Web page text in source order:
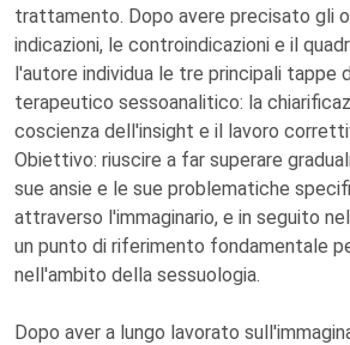
trattamento. Dopo avere precisato gli
indicazioni, le controindicazioni e il
l'autore individua le tre principali tappe
terapeutico sessoanalitico: la
coscienza dell'insight e il lavoro
Obiettivo: riuscire a far superare
sue ansie e le sue problematiche
attraverso l'immaginario, e in seguito
un punto di riferimento fondamentale
nell'ambito della sessuologia.
Dopo aver a lungo lavorato